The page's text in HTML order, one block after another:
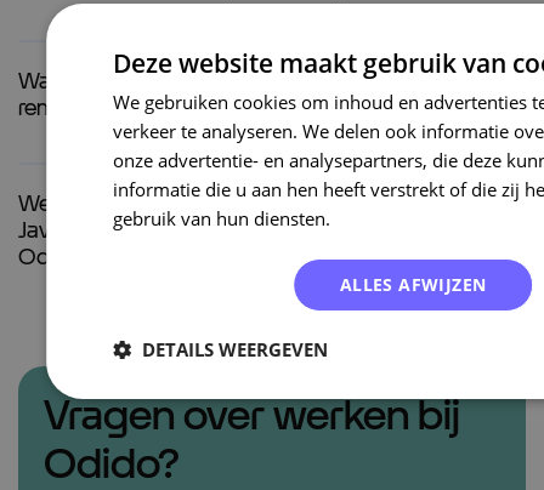
Wat zijn de mogelijkheden voor IT-specialisten om
remote te werken bij Odido?
Welke programmeertalen en tech-stacks (zoals
Java, Python of Cloud) zijn het meest gevraagd bij
Odido?
Vragen over werken bij
Odido?
Deze website maakt gebruik van
We gebruiken cookies om inhoud en advertenties
verkeer te analyseren. We delen ook informatie
onze advertentie- en analysepartners, die deze
informatie die u aan hen heeft verstrekt of die zij
gebruik van hun diensten.
ALLES AFWIJZEN
DETAILS WEERGEVEN